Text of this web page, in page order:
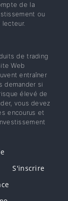
de la
ou
de trading
Web
entraîner
demander si
élevé de
vous devez
encourus et
S'inscrire